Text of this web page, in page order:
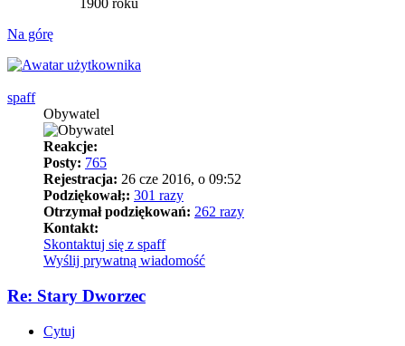
1900 roku
Na górę
spaff
Obywatel
Reakcje:
Posty: 765
Rejestracja: 26 cze 2016, o 09:52
Podziękował;: 301 razy
Otrzymał podziękowań: 262 razy
Kontakt:
Skontaktuj się z spaff
Wyślij prywatną wiadomość
Re: Stary Dworzec
Cytuj